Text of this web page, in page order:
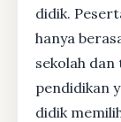
didik.
hanya
sekolah
pendidikan
didik